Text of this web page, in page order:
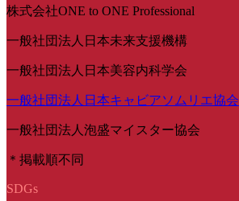
株式会社ONE to ONE Professional
一般社団法人日本未来支援機構
一般社団法人日本美容内科学会
一般社団法人日本キャビアソムリエ協会
一般社団法人泡盛マイスター協会
＊掲載順不同
SDGs